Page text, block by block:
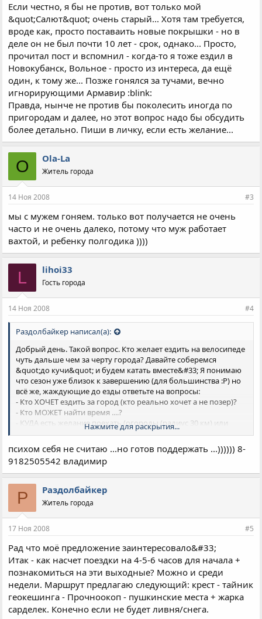
Если честно, я бы не против, вот только мой
&quot;Салют&quot; очень старый... Хотя там требуется,
вроде как, просто поставаить новые покрышки - но в
деле он не был почти 10 лет - срок, однако... Просто,
прочитал пост и вспомнил - когда-то я тоже ездил в
Новокубанск, Вольное - просто из интереса, да ещё
один, к тому же... Позже гонялся за тучами, вечно
игнорирующими Армавир :blink:
Правда, нынче не против бы поколесить иногда по
пригородам и далее, но этот вопрос надо бы обсудить
более детально. Пиши в личку, если есть желание...
O Ola-La
Житель города
14 Ноя 2008 #3
мы с мужем гоняем. только вот получается не очень
часто и не очень далеко, потому что муж работает
вахтой, и ребенку полгодика ))))
L lihoi33
Гость города
14 Ноя 2008 #4
Раздолбайкер написал(а):
Добрый день. Такой вопрос. Кто желает ездить на велосипеде
чуть дальше чем за черту города? Давайте соберемся
&quot;до кучи&quot; и будем катать вместе&#33; Я понимаю
что сезон уже близок к завершению (для большинства :Р) но
всё же, жаждующие до езды ответьте на вопросы:
- Кто ХОЧЕТ ездить за город (кто реально хочет а не позер)?
- Кто МОЖЕТ найти время ....?
- КУДА есть желание поехать (огороды (радиус 30 км) или
горы, побережье ....)?
- КАК ДОЛГО есть возможность кататься (1 день, выходные,
3..5 дней, неделя)?
если есть опыт поездок - опишите, интересно&#33; Если есть
желание, но не доверяете своему велосипеду - помогу
перебрать.
ЗЫ. Пару слов зачем это мне. Желание - сугубо корыстное -
найти группу единомышленников для совместных покатушек
начиная от кубанского леса и не заканчивая Домбаем, КМВ и
двухколесном друге. Сейчас все кинулись зарабатывать
миллиарды, поэтому найти психа, желающего за свой счет
вкручивать педали, любуясь паралельно природой стало
блин сложно, а одному скучно и неудобно&#33; Знаю кучу
интересных маршрутов, кои при определенном вашем
отклике буду выкладывать и куда вас приглашать вас в них
учавствовать.
Нажмите для раскрытия...
психом себя не считаю ...но готов поддержать ...)))))) 8-
9182505542 владимир
Р Раздолбайкер
Житель города
17 Ноя 2008 #5
Рад что моё предложение заинтересовало&#33;
Итак - как насчет поездки на 4-5-6 часов для начала +
познакомиться на эти выходные? Можно и среди
недели. Маршрут предлагаю следующий: крест - тайник
геокешинга - Прочноокоп - пушкинские места + жарка
сарделек. Конечно если не будет ливня/снега.